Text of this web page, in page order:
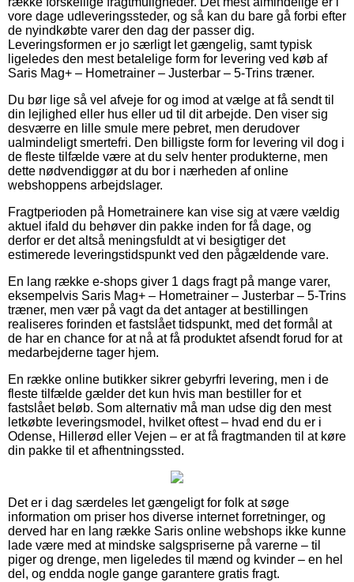
vore dage udleveringssteder, og så kan du bare gå forbi efter
de nyindkøbte varer den dag der passer dig.
Leveringsformen er jo særligt let gængelig, samt typisk
ligeledes den mest betalelige form for levering ved køb af
Saris Mag+ – Hometrainer – Justerbar – 5-Trins træner.
Du bør lige så vel afveje for og imod at vælge at få sendt til
din lejlighed eller hus eller ud til dit arbejde. Den viser sig
desværre en lille smule mere pebret, men derudover
ualmindeligt smertefri. Den billigste form for levering vil dog i
de fleste tilfælde være at du selv henter produkterne, men
dette nødvendiggør at du bor i nærheden af online
webshoppens arbejdslager.
Fragtperioden på Hometrainere kan vise sig at være vældig
aktuel ifald du behøver din pakke inden for få dage, og
derfor er det altså meningsfuldt at vi besigtiger det
estimerede leveringstidspunkt ved den pågældende vare.
En lang række e-shops giver 1 dags fragt på mange varer,
eksempelvis Saris Mag+ – Hometrainer – Justerbar – 5-Trins
træner, men vær på vagt da det antager at bestillingen
realiseres forinden et fastslået tidspunkt, med det formål at
de har en chance for at nå at få produktet afsendt forud for at
medarbejderne tager hjem.
En række online butikker sikrer gebyrfri levering, men i de
fleste tilfælde gælder det kun hvis man bestiller for et
fastslået beløb. Som alternativ må man udse dig den mest
letkøbte leveringsmodel, hvilket oftest – hvad end du er i
Odense, Hillerød eller Vejen – er at få fragtmanden til at køre
din pakke til et afhentningssted.
Det er i dag særdeles let gængeligt for folk at søge
information om priser hos diverse internet forretninger, og
derved har en lang række Saris online webshops ikke kunne
lade være med at mindske salgspriserne på varerne – til
piger og drenge, men ligeledes til mænd og kvinder – en hel
del, og endda nogle gange garantere gratis fragt.